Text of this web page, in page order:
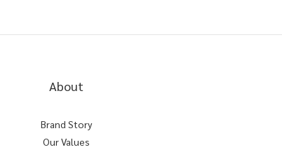
About
Brand Story
Our Values